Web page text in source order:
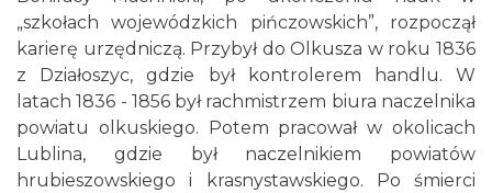
„szkołach wojewódzkich pińczowskich”, rozpoczął
karierę urzędniczą. Przybył do Olkusza w roku 1836
z Działoszyc, gdzie był kontrolerem handlu. W
latach 1836 - 1856 był rachmistrzem biura naczelnika
powiatu olkuskiego. Potem pracował w okolicach
Lublina, gdzie był naczelnikiem powiatów
hrubieszowskiego i krasnystawskiego. Po śmierci